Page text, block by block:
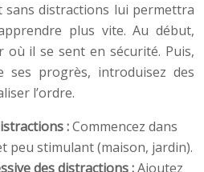
sans distractions lui permettra
plus vite. Au début,
il se sent en sécurité. Puis,
progrès, introduisez des
l’ordre.
:Commencez dans
peu stimulant (maison, jardin).
des distractions :Ajoutez